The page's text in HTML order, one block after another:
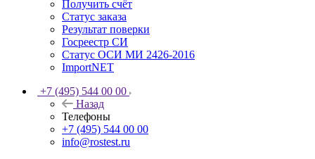
Получить счёт
Статус заказа
Результат поверки
Госреестр СИ
Статус ОСИ МИ 2426-2016
ImportNET
+7 (495) 544 00 00
Назад
Телефоны
+7 (495) 544 00 00
info@rostest.ru